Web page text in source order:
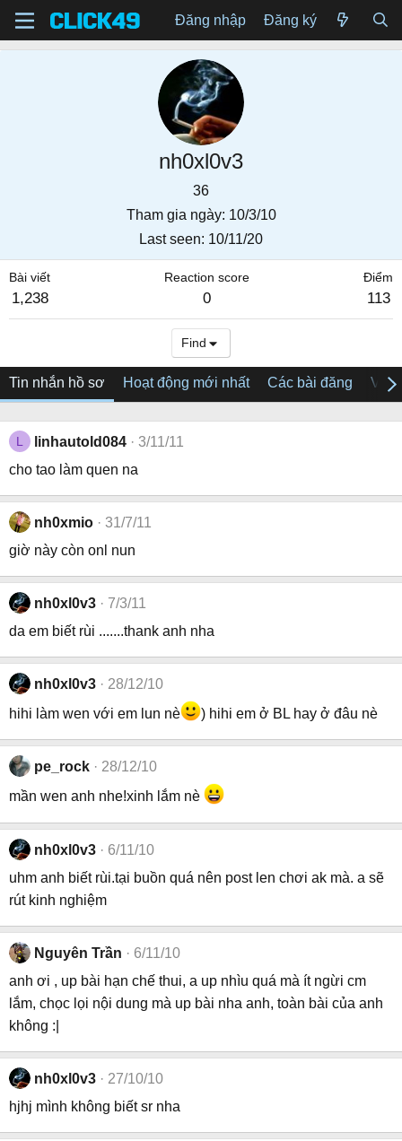
Đăng nhập Đăng ký
nh0xl0v3
36
Tham gia ngày 10/3/10
Last seen 10/11/20
Bài viết
1,238
Reaction score
0
Điểm
113
Find
Tin nhắn hồ sơ Hoạt động mới nhất Các bài đăng Về
L linhautold084
3/11/11
cho tao làm quen na
nh0xmio
31/7/11
giờ này còn onl nun
nh0xl0v3
7/3/11
da em biết rùi .......thank anh nha
nh0xl0v3
28/12/10
hihi làm wen với em lun nè
) hihi em ở BL hay ở đâu nè
pe_rock
28/12/10
mần wen anh nhe!xinh lắm nè
nh0xl0v3
6/11/10
uhm anh biết rùi.tại buồn quá nên post len chơi ak mà. a sẽ
rút kinh nghiệm
Nguyên Trần
6/11/10
anh ơi , up bài hạn chế thui, a up nhìu quá mà ít ngừi cm
lắm, chọc lọi nội dung mà up bài nha anh, toàn bài của anh
không :|
nh0xl0v3
27/10/10
hjhj mình không biết sr nha